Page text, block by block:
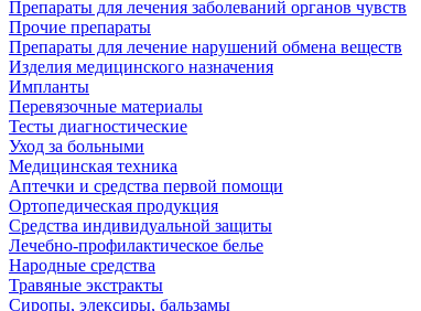
Препараты для лечения заболеваний органов чувств
Прочие препараты
Препараты для лечение нарушений обмена веществ
Изделия медицинского назначения
Импланты
Перевязочные материалы
Тесты диагностические
Уход за больными
Медицинская техника
Аптечки и средства первой помощи
Ортопедическая продукция
Средства индивидуальной защиты
Лечебно-профилактическое белье
Народные средства
Травяные экстракты
Сиропы, элексиры, бальзамы